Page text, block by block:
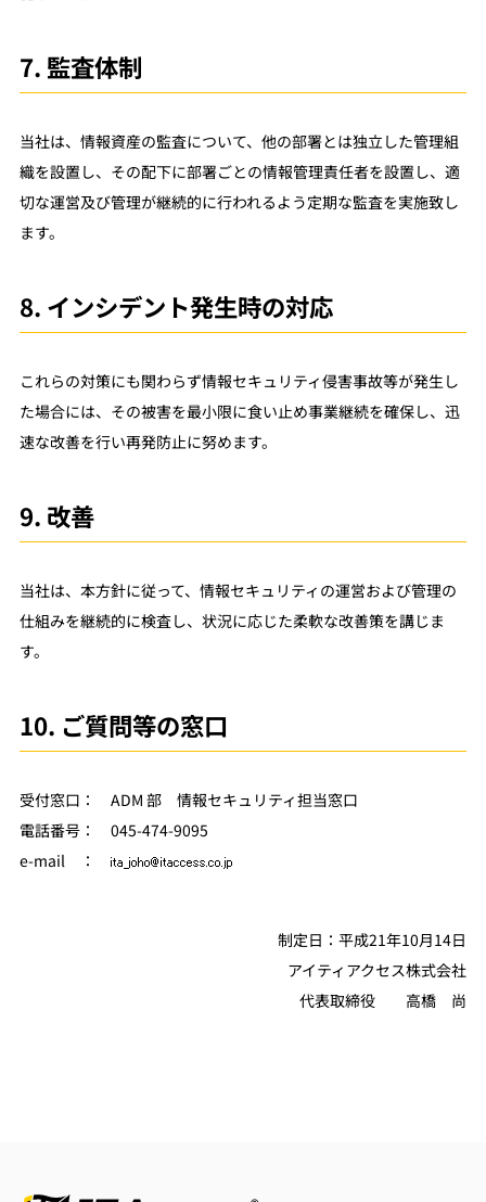
7. 監査体制
当社は、情報資産の監査について、他の部署とは独立した管理組
織を設置し、その配下に部署ごとの情報管理責任者を設置し、適
切な運営及び管理が継続的に行われるよう定期な監査を実施致し
ます。
8. インシデント発生時の対応
これらの対策にも関わらず情報セキュリティ侵害事故等が発生し
た場合には、その被害を最小限に食い止め事業継続を確保し、迅
速な改善を行い再発防止に努めます。
9. 改善
当社は、本方針に従って、情報セキュリティの運営および管理の
仕組みを継続的に検査し、状況に応じた柔軟な改善策を講じま
す。
10. ご質問等の窓口
受付窓口
ADM 部 情報セキュリティ担当窓口
電話番号
045-474-9095
e-mail
制定日：平成21年10月14日
アイティアクセス株式会社
代表取締役 高橋 尚